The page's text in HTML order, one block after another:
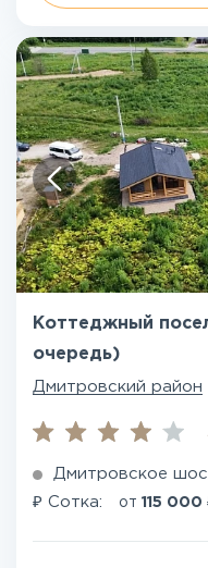
Коттеджный
очередь)
Дмитровский район
Дмитровское
₽ Сотка: от 115 000